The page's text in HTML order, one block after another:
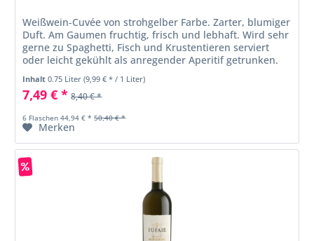
Weißwein-Cuvée von strohgelber Farbe. Zarter, blumiger
Duft. Am Gaumen fruchtig, frisch und lebhaft. Wird sehr
gerne zu Spaghetti, Fisch und Krustentieren serviert
oder leicht gekühlt als anregender Aperitif getrunken.
Inhalt0.75 Liter(9,99 € * / 1 Liter)
7,49 € * 8,40 € *
6 Flaschen 44,94 € * 50,40 € *
Merken